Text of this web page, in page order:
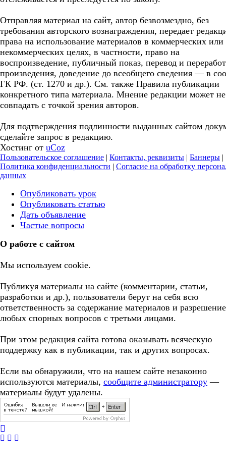
Отправляя материал на сайт, автор безвозмездно, без
требования авторского вознаграждения, передает
права на использование материалов в коммерческих или
некоммерческих целях, в частности, право на
воспроизведение, публичный показ, перевод и
произведения, доведение до всеобщего сведения — в
ГК РФ. (ст. 1270 и др.). См. также Правила публикации
конкретного типа материала. Мнение редакции может не
совпадать с точкой зрения авторов.
Для подтверждения подлинности выданных сайтом
сделайте запрос в редакцию.
Хостинг от uCoz
Пользовательское соглашение | Контакты, реквизиты | Баннеры |
Политика конфиденциальности | Согласие на обработку
данных
Опубликовать урок
Опубликовать статью
Дать объявление
Частые вопросы
О работе с сайтом
Мы используем cookie.
Публикуя материалы на сайте (комментарии, статьи,
разработки и др.), пользователи берут на себя всю
ответственность за содержание материалов и разрешение
любых спорных вопросов с третьми лицами.
При этом редакция сайта готова оказывать всяческую
поддержку как в публикации, так и других вопросах.
Если вы обнаружили, что на нашем сайте незаконно
используются материалы, сообщите администратору —
материалы будут удалены.